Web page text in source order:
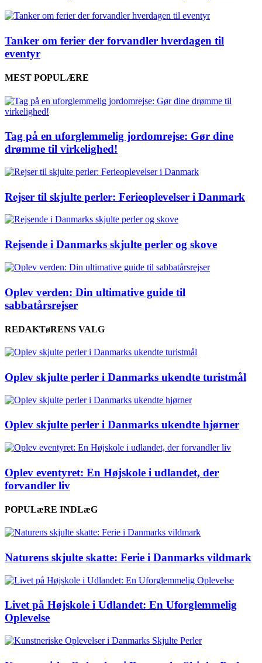
Tanker om ferier der forvandler hverdagen til
eventyr
MEST POPULÆRE
Tag på en uforglemmelig jordomrejse: Gør dine
drømme til virkelighed!
Rejser til skjulte perler: Ferieoplevelser i Danmark
Rejsende i Danmarks skjulte perler og skove
Oplev verden: Din ultimative guide til
sabbatårsrejser
REDAKTøRENS VALG
Oplev skjulte perler i Danmarks ukendte turistmål
Oplev skjulte perler i Danmarks ukendte hjørner
Oplev eventyret: En Højskole i udlandet, der
forvandler liv
POPULæRE INDLæG
Naturens skjulte skatte: Ferie i Danmarks vildmark
Livet på Højskole i Udlandet: En Uforglemmelig
Oplevelse